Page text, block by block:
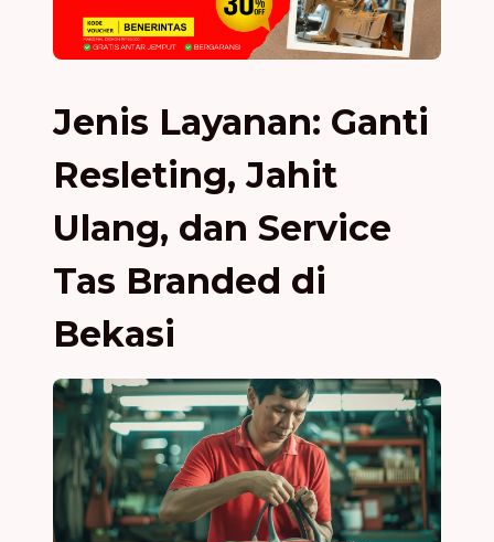
Jenis Layanan: Ganti
Resleting, Jahit
Ulang, dan Service
Tas Branded di
Bekasi